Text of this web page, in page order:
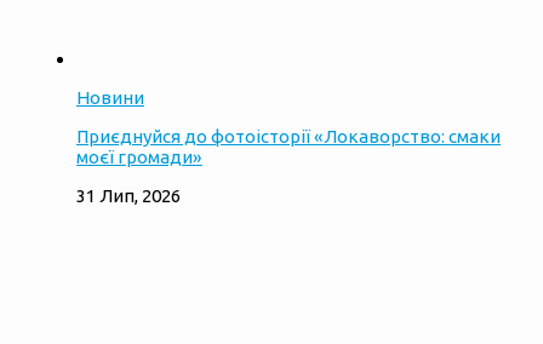
Новини
Приєднуйся до фотоісторії «Локаворство: смаки
моєї громади»
31 Лип, 2026